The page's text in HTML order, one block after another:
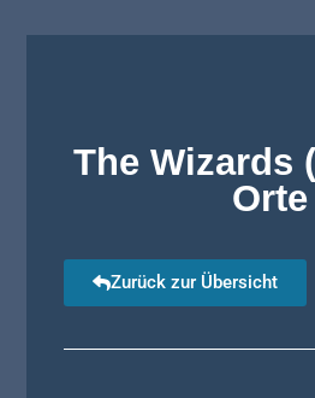
The Wizards
Orte
Zurück zur Übersicht